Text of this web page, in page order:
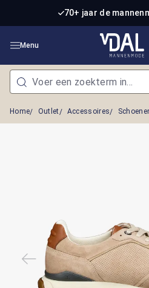
Ga naar de hoofdinhoud
70+ jaar de
Menu
Home Outlet Accessoires